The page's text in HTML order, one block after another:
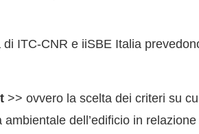
di ITC-CNR e iiSBE Italia
>> ovvero la scelta dei criteri su
dell’edificio in